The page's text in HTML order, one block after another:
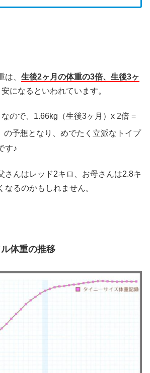
、 生後2ヶ月の体重の3倍、生後3ヶ
になるといわれています。
ので、1.66kg（生後3ヶ月）x 2倍 =
の予想となり、めでたく立派なトイプ
す♪
さんはレッド2キロ、お母さんは2.8キ
なるのかもしれません。
体重の推移